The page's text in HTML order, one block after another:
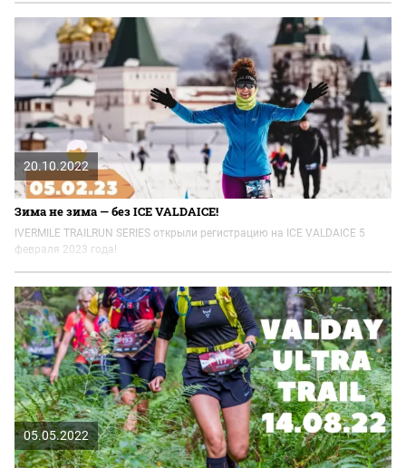
20.10.2022
Зима не зима — без ICE VALDAICE!
IVERMILE TRAILRUN SERIES открыли регистрацию на ICE VALDAICE 5
февраля 2023 года!
05.05.2022